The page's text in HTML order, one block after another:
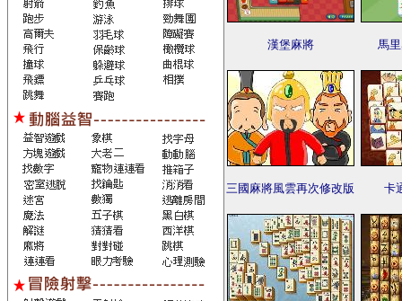
漢堡麻將 馬
三國麻將風雲再次修改版 卡